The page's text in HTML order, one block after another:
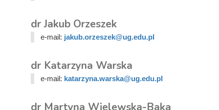
dr Jakub Orzeszek
e-mail: jakub.orzeszek@ug.edu.pl
dr Katarzyna Warska
e-mail: katarzyna.warska@ug.edu.pl
dr Martyna Wielewska-Baka